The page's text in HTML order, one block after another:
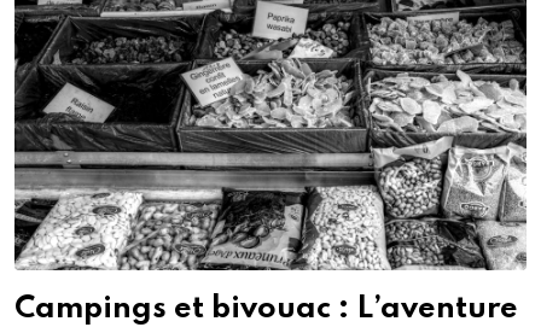
Campings et bivouac : L’aventure